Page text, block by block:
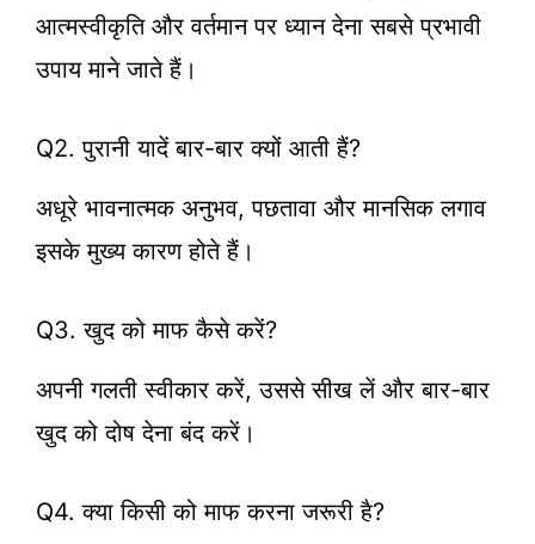
आत्मस्वीकृति और वर्तमान पर ध्यान देना सबसे प्रभावी
उपाय माने जाते हैं।
Q2. पुरानी यादें बार-बार क्यों आती हैं?
अधूरे भावनात्मक अनुभव, पछतावा और मानसिक लगाव
इसके मुख्य कारण होते हैं।
Q3. खुद को माफ कैसे करें?
अपनी गलती स्वीकार करें, उससे सीख लें और बार-बार
खुद को दोष देना बंद करें।
Q4. क्या किसी को माफ करना जरूरी है?